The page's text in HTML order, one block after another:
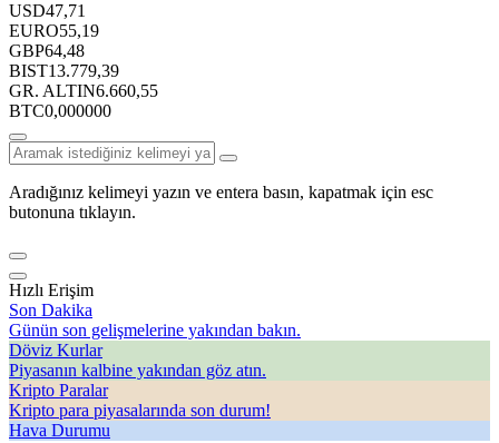
USD47,71
EURO55,19
GBP64,48
BIST13.779,39
GR. ALTIN6.660,55
BTC0,000000
Aradığınız kelimeyi yazın ve entera basın, kapatmak için esc
butonuna tıklayın.
Hızlı Erişim
Son Dakika
Günün son gelişmelerine yakından bakın.
Döviz Kurlar
Piyasanın kalbine yakından göz atın.
Kripto Paralar
Kripto para piyasalarında son durum!
Hava Durumu